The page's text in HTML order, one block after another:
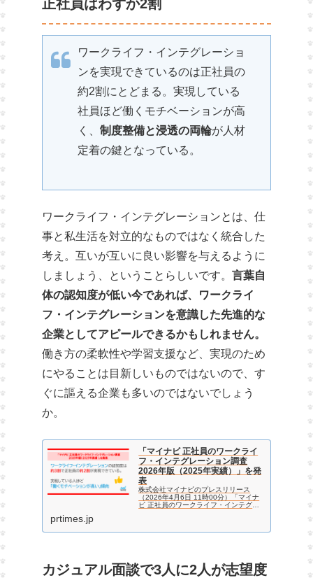
正社員はわずか2割
ワークライフ・インテグレーショ
ンを実現できているのは正社員の
約2割にとどまる。実現している
社員ほど働くモチベーションが高
く、 制度整備と浸透の両輪が人材
定着の鍵となっている。
ワークライフ・インテグレーションとは、仕
事と私生活を対立的なものではなく統合した
考え。互いが互いに良い影響を与えるように
しましょう、ということらしいです。 言葉自
体の認知度が低い今であれば、ワークライ
フ・インテグレーションを意識した先進的な
企業としてアピールできるかもしれません。
働き方の柔軟性や学習支援など、実現のため
にやることは目新しいものではないので、す
ぐに謳える企業も多いのではないでしょう
か。
「マイナビ 正社員のワークライ
フ・インテグレーション調査
2026年版（2025年実績）」を発
表
株式会社マイナビのプレスリリース
（2026年4月6日 11時00分）「マイナ
ビ 正社員のワークライフ・インテグレ
prtimes.jp
カジュアル面談で3人に2人が志望度